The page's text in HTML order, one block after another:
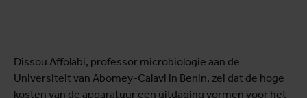
Dissou Affolabi, professor microbiologie aan de
Universiteit van Abomey-Calavi in Benin, zei dat de hoge
kosten van de apparatuur een uitdaging vormen voor het